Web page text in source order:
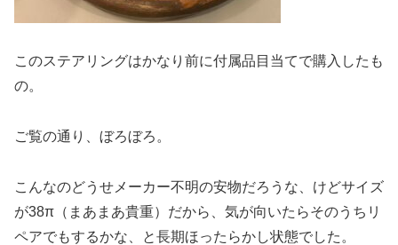
このステアリングはかなり前に付属品目当てで購入したも
の。
ご覧の通り、ぼろぼろ。
こんなのどうせメーカー不明の安物だろうな、けどサイズ
が38π （まあまあ貴重）だから
、気が向いたらそのうちリ
ペアでもするかな、と長期ほったらかし状態でした。